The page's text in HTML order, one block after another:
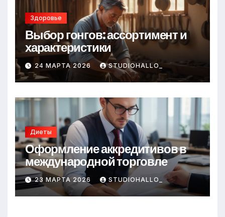
Здоровье
Выбор гонгов: ассортимент и
характеристики
24 МАРТА 2026 STUDIOHALLO_
Диеты
Оформление аккредитивов в
международной торговле
23 МАРТА 2026 STUDIOHALLO_